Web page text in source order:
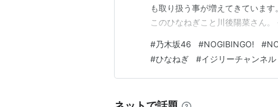
も取り扱う事が増えてきていま
このひなねぎこと川後陽菜さん
ーチャンネル ⬆️ https://
#乃木坂46 #NOGIBINGO! #
#ひなねぎ #イジリーチャンネル